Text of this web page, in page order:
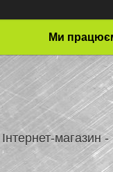
Ми
Інтернет-магазин